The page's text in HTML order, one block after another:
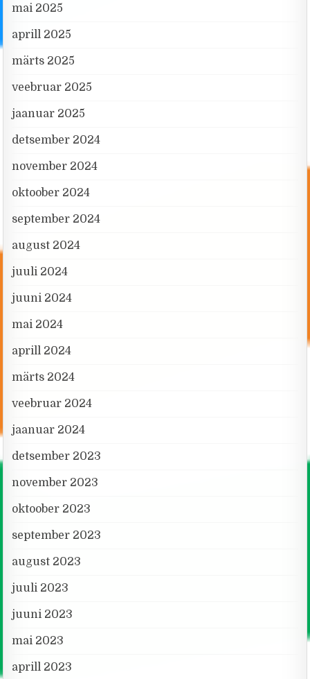
mai 2025
aprill 2025
märts 2025
veebruar 2025
jaanuar 2025
detsember 2024
november 2024
oktoober 2024
september 2024
august 2024
juuli 2024
juuni 2024
mai 2024
aprill 2024
märts 2024
veebruar 2024
jaanuar 2024
detsember 2023
november 2023
oktoober 2023
september 2023
august 2023
juuli 2023
juuni 2023
mai 2023
aprill 2023